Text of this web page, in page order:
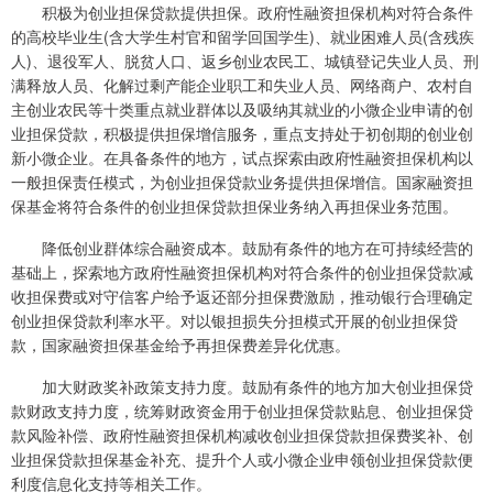
积极为创业担保贷款提供担保。政府性融资担保机构对符合条件
的高校毕业生(含大学生村官和留学回国学生)、就业困难人员(含残疾
人)、退役军人、脱贫人口、返乡创业农民工、城镇登记失业人员、刑
满释放人员、化解过剩产能企业职工和失业人员、网络商户、农村自
主创业农民等十类重点就业群体以及吸纳其就业的小微企业申请的创
业担保贷款，积极提供担保增信服务，重点支持处于初创期的创业创
新小微企业。在具备条件的地方，试点探索由政府性融资担保机构以
一般担保责任模式，为创业担保贷款业务提供担保增信。国家融资担
保基金将符合条件的创业担保贷款担保业务纳入再担保业务范围。
降低创业群体综合融资成本。鼓励有条件的地方在可持续经营的
基础上，探索地方政府性融资担保机构对符合条件的创业担保贷款减
收担保费或对守信客户给予返还部分担保费激励，推动银行合理确定
创业担保贷款利率水平。对以银担损失分担模式开展的创业担保贷
款，国家融资担保基金给予再担保费差异化优惠。
加大财政奖补政策支持力度。鼓励有条件的地方加大创业担保贷
款财政支持力度，统筹财政资金用于创业担保贷款贴息、创业担保贷
款风险补偿、政府性融资担保机构减收创业担保贷款担保费奖补、创
业担保贷款担保基金补充、提升个人或小微企业申领创业担保贷款便
利度信息化支持等相关工作。